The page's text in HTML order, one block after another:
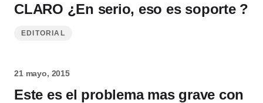
CLARO ¿En serio, eso es soporte ?
EDITORIAL
21 mayo, 2015
Este es el problema mas grave con